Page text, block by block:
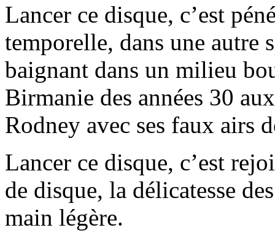
Lancer ce disque, c’est
temporelle, dans une autre
baignant dans un milieu
Birmanie des années 30
Rodney avec ses faux airs
Lancer ce disque, c’est
de disque, la délicatesse
main légère.